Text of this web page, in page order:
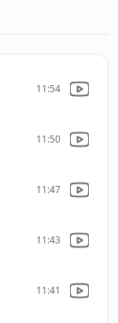
11:54
11:50
11:47
11:43
11:41